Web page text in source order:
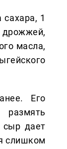
1
дрожжей,
масла,
Его
размять
сыр дает
слишком